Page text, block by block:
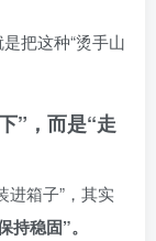
把这种“烫手山
”，而是“走
进箱子”，其实
稳固”。